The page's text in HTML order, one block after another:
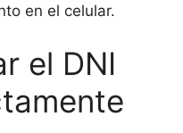
en el celular.
el DNI